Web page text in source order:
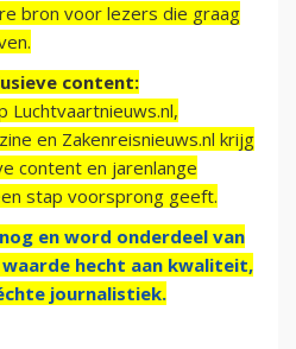
bron voor lezers die graag
content:
Luchtvaartnieuws.nl,
en Zakenreisnieuws.nl krijg
content en jarenlange
stap voorsprong geeft.
en word onderdeel van
waarde hecht aan kwaliteit,
journalistiek.